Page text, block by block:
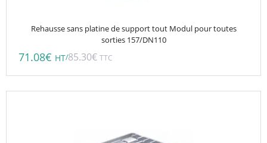
Rehausse sans platine de support tout Modul pour toutes
sorties 157/DN110
71.08€ HT/85.30€ TTC